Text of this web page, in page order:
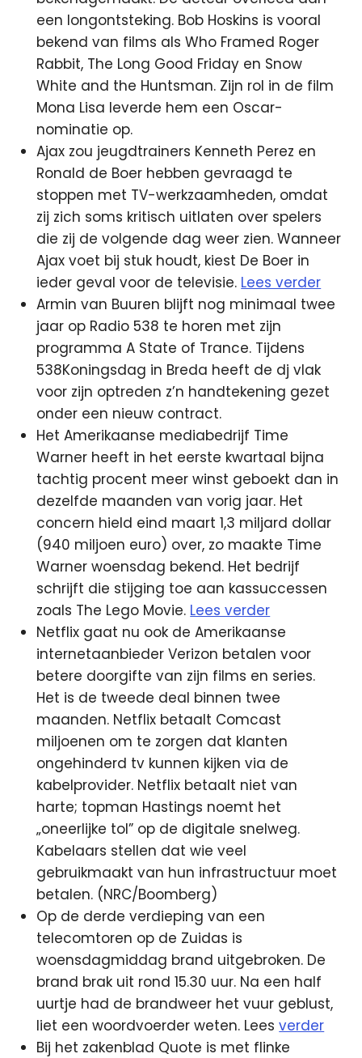
een longontsteking. Bob Hoskins is vooral
bekend van films als Who Framed Roger
Rabbit, The Long Good Friday en Snow
White and the Huntsman. Zijn rol in de film
Mona Lisa leverde hem een Oscar-
nominatie op.
Ajax zou jeugdtrainers Kenneth Perez en
Ronald de Boer hebben gevraagd te
stoppen met TV-werkzaamheden, omdat
zij zich soms kritisch uitlaten over spelers
die zij de volgende dag weer zien. Wanneer
Ajax voet bij stuk houdt, kiest De Boer in
ieder geval voor de televisie. Lees verder
Armin van Buuren blijft nog minimaal twee
jaar op Radio 538 te horen met zijn
programma A State of Trance. Tijdens
538Koningsdag in Breda heeft de dj vlak
voor zijn optreden z’n handtekening gezet
onder een nieuw contract.
Het Amerikaanse mediabedrijf Time
Warner heeft in het eerste kwartaal bijna
tachtig procent meer winst geboekt dan in
dezelfde maanden van vorig jaar. Het
concern hield eind maart 1,3 miljard dollar
(940 miljoen euro) over, zo maakte Time
Warner woensdag bekend. Het bedrijf
schrijft die stijging toe aan kassuccessen
zoals The Lego Movie. Lees verder
Netflix gaat nu ook de Amerikaanse
internetaanbieder Verizon betalen voor
betere doorgifte van zijn films en series.
Het is de tweede deal binnen twee
maanden. Netflix betaalt Comcast
miljoenen om te zorgen dat klanten
ongehinderd tv kunnen kijken via de
kabelprovider. Netflix betaalt niet van
harte; topman Hastings noemt het
„oneerlijke tol” op de digitale snelweg.
Kabelaars stellen dat wie veel
gebruikmaakt van hun infrastructuur moet
betalen. (NRC/Boomberg)
Op de derde verdieping van een
telecomtoren op de Zuidas is
woensdagmiddag brand uitgebroken. De
brand brak uit rond 15.30 uur. Na een half
uurtje had de brandweer het vuur geblust,
liet een woordvoerder weten. Leesverder
Bij het zakenblad Quote is met flinke